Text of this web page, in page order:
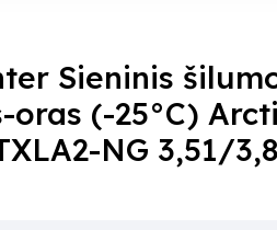
Sieninis
(-25°C)
NG 3,51/